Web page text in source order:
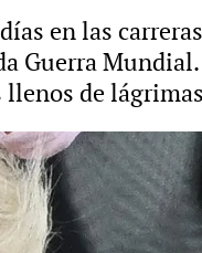
en las
Guerra
de
contra el cáncer al